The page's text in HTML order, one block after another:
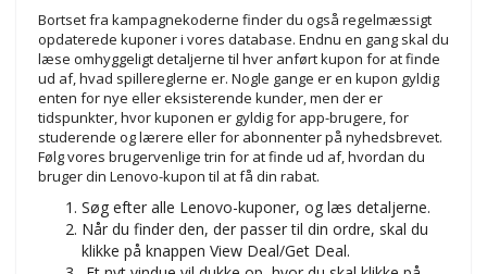
Bortset fra kampagnekoderne finder du også regelmæssigt
opdaterede kuponer i vores database. Endnu en gang skal du
læse omhyggeligt detaljerne til hver anført kupon for at finde
ud af, hvad spillereglerne er. Nogle gange er en kupon gyldig
enten for nye eller eksisterende kunder, men der er
tidspunkter, hvor kuponen er gyldig for app-brugere, for
studerende og lærere eller for abonnenter på nyhedsbrevet.
Følg vores brugervenlige trin for at finde ud af, hvordan du
bruger din Lenovo-kupon til at få din rabat.
Søg efter alle Lenovo-kuponer, og læs detaljerne.
Når du finder den, der passer til din ordre, skal du
klikke på knappen View Deal/Get Deal.